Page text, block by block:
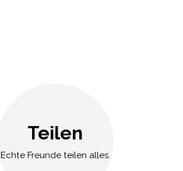
Teilen
Echte Freunde teilen alles.